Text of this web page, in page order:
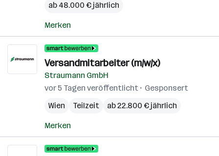
ab 48.000 € jährlich
Merken
Versandmitarbeiter (m/w/x)
Straumann GmbH
vor 5 Tagen veröffentlicht
Gesponsert
Wien
Teilzeit ab 22.800 € jährlich
Merken